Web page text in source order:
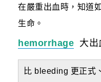
在嚴重出血時，知道
生命。
hemorrhage 大出
比 bleeding 更正式